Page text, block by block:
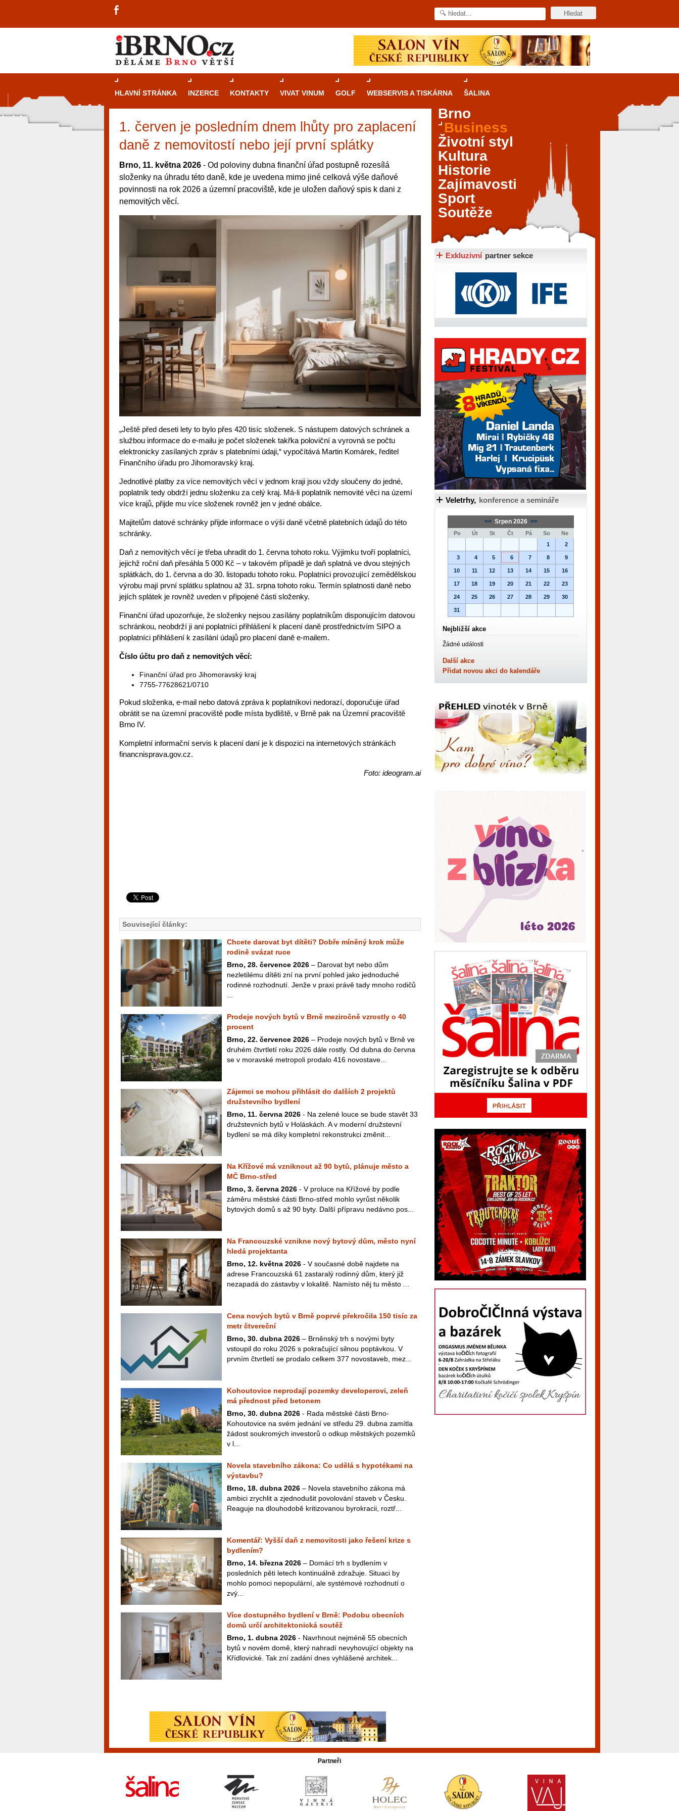
HLAVNÍ STRÁNKA INZERCE KONTAKTY VIVAT VINUM GOLF WEBSERVIS A TISKÁRNA ŠALINA
1. červen je posledním dnem lhůty pro zaplacení
daně z nemovitostí nebo její první splátky
Brno, 11. května 2026 - Od poloviny dubna finanční úřad postupně rozesílá
složenky na úhradu této daně, kde je uvedena mimo jiné celková výše daňové
povinnosti na rok 2026 a územní pracoviště, kde je uložen daňový spis k dani z
nemovitých věcí.
„Ještě před deseti lety to bylo přes 420 tisíc složenek. S nástupem datových schránek a
službou informace do e-mailu je počet složenek takřka poloviční a vyrovná se počtu
elektronicky zasílaných zpráv s platebními údaji,“ vypočítává Martin Komárek, ředitel
Finančního úřadu pro Jihomoravský kraj.
Jednotlivé platby za více nemovitých věcí v jednom kraji jsou vždy sloučeny do jedné,
poplatník tedy obdrží jednu složenku za celý kraj. Má-li poplatník nemovité věci na území
více krajů, přijde mu více složenek rovněž jen v jedné obálce.
Majitelům datové schránky přijde informace o výši daně včetně platebních údajů do této
schránky.
Daň z nemovitých věcí je třeba uhradit do 1. června tohoto roku. Výjimku tvoří poplatníci,
jejichž roční daň přesáhla 5 000 Kč – v takovém případě je daň splatná ve dvou stejných
splátkách, do 1. června a do 30. listopadu tohoto roku. Poplatníci provozující zemědělskou
výrobu mají první splátku splatnou až 31. srpna tohoto roku. Termín splatnosti daně nebo
jejích splátek je rovněž uveden v připojené části složenky.
Finanční úřad upozorňuje, že složenky nejsou zasílány poplatníkům disponujícím datovou
schránkou, neobdrží ji ani poplatníci přihlášení k placení daně prostřednictvím SIPO a
poplatníci přihlášení k zasílání údajů pro placení daně e-mailem.
Číslo účtu pro daň z nemovitých věcí:
Finanční úřad pro Jihomoravský kraj
7755-77628621/0710
Pokud složenka, e-mail nebo datová zpráva k poplatníkovi nedorazí, doporučuje úřad
obrátit se na územní pracoviště podle místa bydliště, v Brně pak na Územní pracoviště
Brno IV.
Kompletní informační servis k placení daní je k dispozici na internetových stránkách
financnisprava.gov.cz.
Foto: ideogram.ai
Související články:
Chcete darovat byt dítěti? Dobře míněný krok může
rodině svázat ruce
Brno, 28. července 2026 – Darovat byt nebo dům
nezletilému dítěti zní na první pohled jako jednoduché
rodinné rozhodnutí. Jenže v praxi právě tady mnoho rodičů
Prodeje nových bytů v Brně meziročně vzrostly o 40
procent
Brno, 22. července 2026 – Prodeje nových bytů v Brně ve
druhém čtvrtletí roku 2026 dále rostly. Od dubna do června
se v moravské metropoli prodalo 416 novostave...
Zájemci se mohou přihlásit do dalších 2 projektů
družstevního bydlení
Brno, 11. června 2026 - Na zelené louce se bude stavět 33
družstevních bytů v Holáskách. A v moderní družstevní
bydlení se má díky kompletní rekonstrukci změnit...
Na Křížové má vzniknout až 90 bytů, plánuje město a
MČ Brno-střed
Brno, 3. června 2026 - V proluce na Křížové by podle
záměru městské části Brno-střed mohlo vyrůst několik
bytových domů s až 90 byty. Další přípravu nedávno pos...
Na Francouzské vznikne nový bytový dům, město nyní
hledá projektanta
Brno, 12. května 2026 - V současné době najdete na
adrese Francouzská 61 zastaralý rodinný dům, který již
nezapadá do zástavby v lokalitě. Namísto něj tu město ...
Cena nových bytů v Brně poprvé překročila 150 tisíc za
metr čtvereční
Brno, 30. dubna 2026 – Brněnský trh s novými byty
vstoupil do roku 2026 s pokračující silnou poptávkou. V
prvním čtvrtletí se prodalo celkem 377 novostaveb, mez...
Kohoutovice neprodají pozemky developerovi, zeleň
má přednost před betonem
Brno, 30. dubna 2026 - Rada městské části Brno-
Kohoutovice na svém jednání ve středu 29. dubna zamítla
žádost soukromých investorů o odkup městských pozemků
v l...
Novela stavebního zákona: Co udělá s hypotékami na
výstavbu?
Brno, 18. dubna 2026 – Novela stavebního zákona má
ambici zrychlit a zjednodušit povolování staveb v Česku.
Reaguje na dlouhodobě kritizovanou byrokracii, roztř...
Komentář: Vyšší daň z nemovitosti jako řešení krize s
bydlením?
Brno, 14. března 2026 – Domácí trh s bydlením v
posledních pěti letech kontinuálně zdražuje. Situaci by
mohlo pomoci nepopulární, ale systémové rozhodnutí o
zvý...
Více dostupného bydlení v Brně: Podobu obecních
domů určí architektonická soutěž
Brno, 1. dubna 2026 - Navrhnout nejméně 55 obecních
bytů v novém domě, který nahradí nevyhovující objekty na
Křídlovické. Tak zní zadání dnes vyhlášené architek...
Průvodcekasinovými hrami v Brně: Od
rulety po video automaty
Brno je městem známým pro zajímavé památky, skvělé
restaurace, divadla a univerzity. Mimo jiné je ale také
místem, kde si můžete legálně a bezpečně vyzkoušet
různé kasinové hry. V neustále kvetoucí moravské
návštěvníky, tak pro příležitostné hráče. V...
Celý článek...
Brno
Business
Životní styl
Kultura
Historie
Zajímavosti
Sport
Soutěže
Exkluzivní partner sekce
Veletrhy, konference a semináře
<< Srpen 2026 >>
Po Út St Čt Pá So
Ne
1
2
3 4 5 6 7 8 9
10 11 12 13 14 15 16
17 18 19 20 21 22 23
24 25 26 27 28 29 30
31
Nejbližší akce
Žádné události
Další akce
Přidat novou akci do kalendáře
Partneři